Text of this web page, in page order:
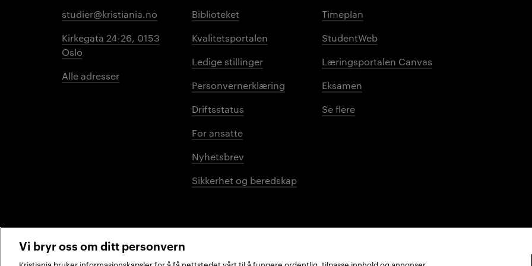
studier@kristiania.no
Kirkegata 24-26, 0153
Oslo
Alle adresser
Biblioteket
Kvalitetsportalen
Ledige stillinger
Personvernerklæring
Driftsstatus
For ansatte
Nyhetsbrev
Sikkerhet og beredskap
Timeplan
StudentWeb
Læringsportalen Canvas
Eksamen
Se flere
Vi bryr oss om ditt personvern